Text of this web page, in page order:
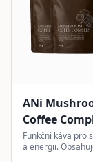
ANi
Coffee
+ sklenka |
100g
Funkční káva pro
a energii.